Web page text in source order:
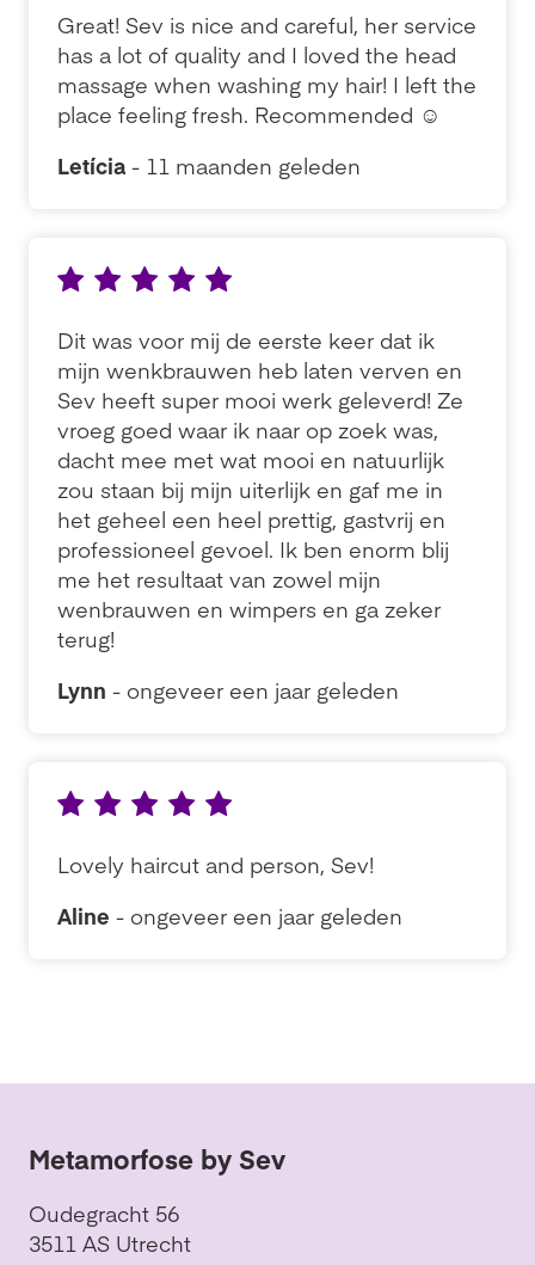
Great! Sev is nice and careful, her service
has a lot of quality and I loved the head
massage when washing my hair! I left the
place feeling fresh. Recommended ☺️
Letícia - 11 maanden geleden
Dit was voor mij de eerste keer dat ik
mijn wenkbrauwen heb laten verven en
Sev heeft super mooi werk geleverd! Ze
vroeg goed waar ik naar op zoek was,
dacht mee met wat mooi en natuurlijk
zou staan bij mijn uiterlijk en gaf me in
het geheel een heel prettig, gastvrij en
professioneel gevoel. Ik ben enorm blij
me het resultaat van zowel mijn
wenbrauwen en wimpers en ga zeker
terug!
Lynn - ongeveer een jaar geleden
Lovely haircut and person, Sev!
Aline - ongeveer een jaar geleden
Metamorfose by Sev
Oudegracht 56
3511 AS Utrecht